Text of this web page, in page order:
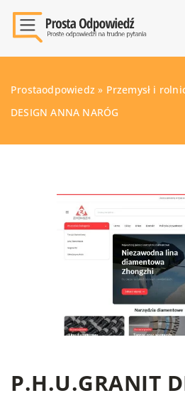
Prostaodpowiedz » Przemysł i
DESIGN ANNA NARÓG
P.H.U.GRANIT